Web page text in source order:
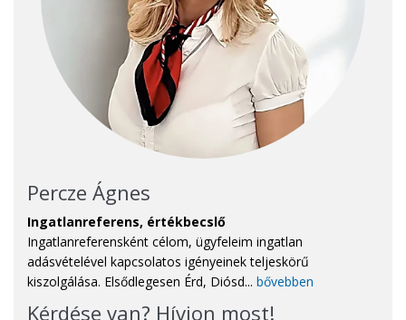
Percze Ágnes
Ingatlanreferens, értékbecslő
Ingatlanreferensként célom, ügyfeleim ingatlan
adásvételével kapcsolatos igényeinek teljeskörű
kiszolgálása. Elsődlegesen Érd, Diósd... bővebben
Kérdése van? Hívjon most!